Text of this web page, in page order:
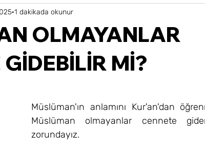
OLMAYANLAR
Mİ?
1 dakikada okunur
Müslüman'ın anlamını Kur'an'dan
Müslüman olmayanlar cennete
zorundayız.